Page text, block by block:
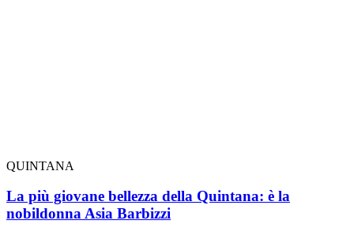
QUINTANA
La più giovane bellezza della Quintana: è la
nobildonna Asia Barbizzi